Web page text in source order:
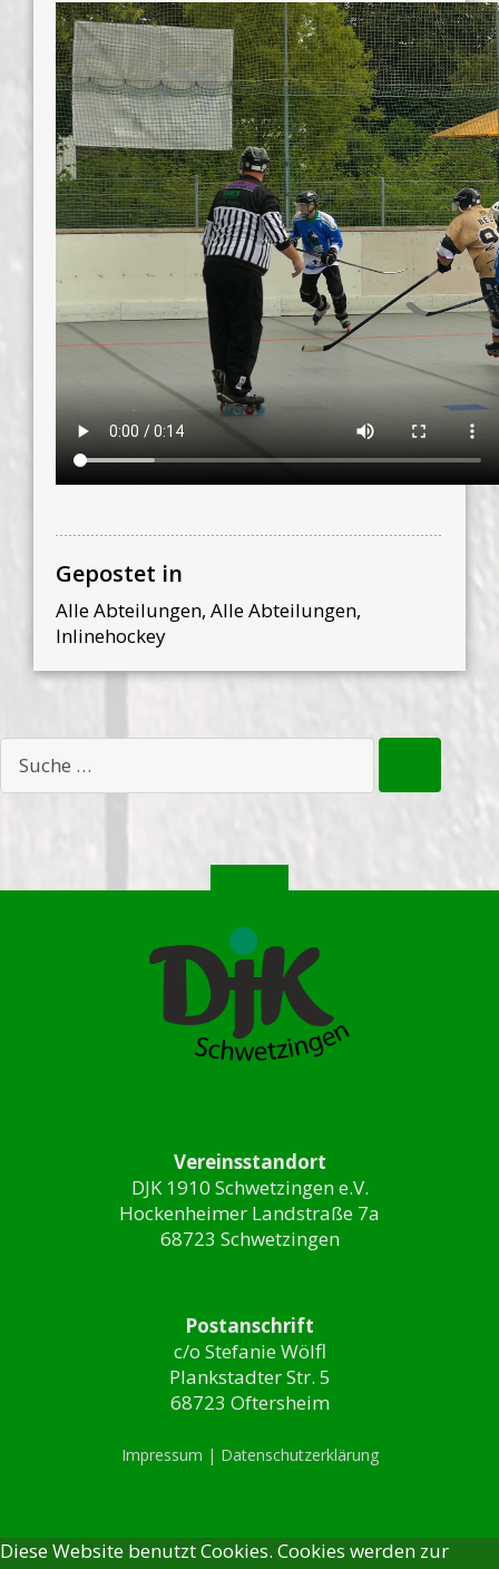
Gepostet in
Alle Abteilungen, Alle Abteilungen,
Inlinehockey
Vereinsstandort
DJK 1910 Schwetzingen e.V.
Hockenheimer Landstraße 7a
68723 Schwetzingen
Postanschrift
c/o Stefanie Wölfl
Plankstadter Str. 5
68723 Oftersheim
Impressum | Datenschutzerklärung
Diese Website benutzt Cookies. Cookies werden zur